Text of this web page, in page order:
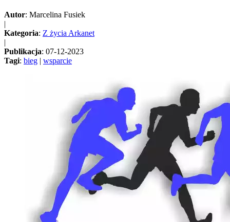
Autor: Marcelina Fusiek
|
Kategoria: Z życia Arkanet
|
Publikacja: 07-12-2023
Tagi: bieg | wsparcie